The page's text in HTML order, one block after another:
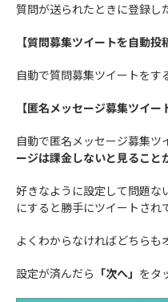
質問が送られたときに登録し
【質問募集ツイートを自動投
自動で質問募集ツイートをす
【匿名メッセージ募集ツイー
自動で匿名メッセージ募集ツ
ージは課金しないと見ること
好きなように設定して問題な
にすると勝手にツイートされ
よくわからなければどちらも
設定が済んだら 「次へ」 をタ